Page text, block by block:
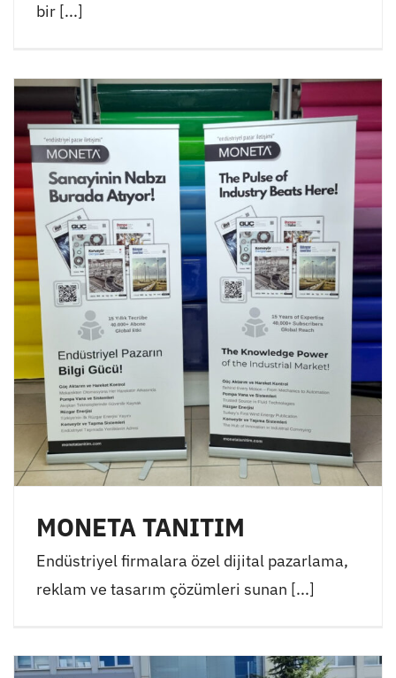
bir [...]
MONETA TANITIM
Endüstriyel firmalara özel dijital pazarlama,
reklam ve tasarım çözümleri sunan [...]